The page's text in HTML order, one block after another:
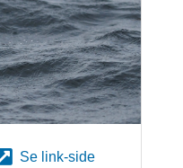
Se link-side